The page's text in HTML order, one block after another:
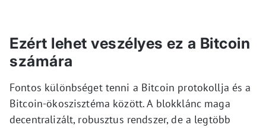
Ezért lehet veszélyes ez a Bitcoin
számára
Fontos különbséget tenni a Bitcoin protokollja és a
Bitcoin-ökoszisztéma között. A blokklánc maga
decentralizált, robusztus rendszer, de a legtöbb